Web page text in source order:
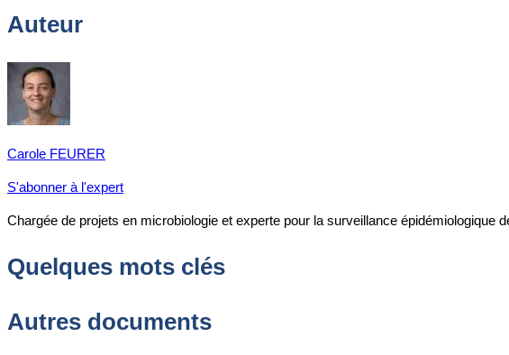
Auteur
Carole FEURER
S'abonner à l'expert
Chargée de projets en microbiologie et experte pour la surveillance
Quelques mots clés
Autres documents